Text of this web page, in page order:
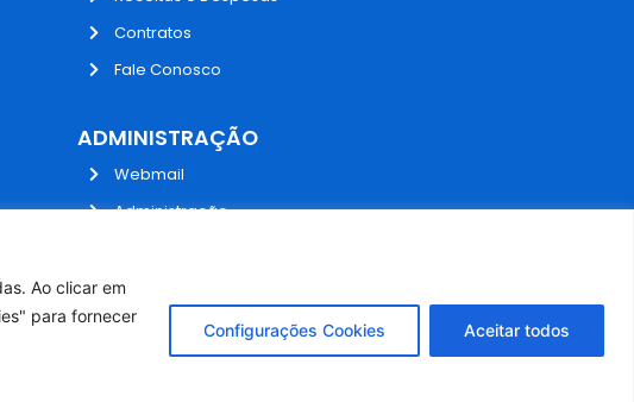
Ao clicar em
para fornecer
Configurações Cookies Aceitar todos
Contratos
Fale Conosco
ADMINISTRAÇÃO
Webmail
Administração